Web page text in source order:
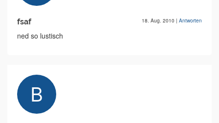
fsaf 18. Aug. 2010 | Antworten
ned so lustisch